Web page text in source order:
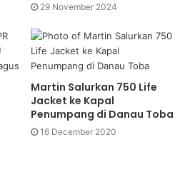
29 November 2024
Martin Salurkan 750 Life
Jacket ke Kapal
Penumpang di Danau Toba
16 December 2020